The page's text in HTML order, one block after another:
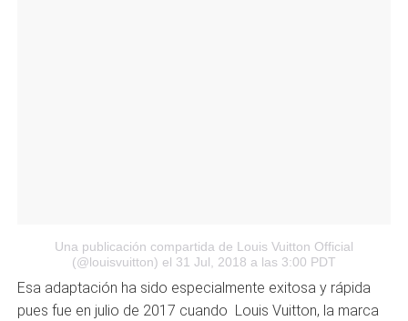
Una publicación compartida de Louis Vuitton Official
(@louisvuitton) el 31 Jul, 2018 a las 3:00 PDT
Esa adaptación ha sido especialmente exitosa y rápida
pues fue en julio de 2017 cuando Louis Vuitton, la marca